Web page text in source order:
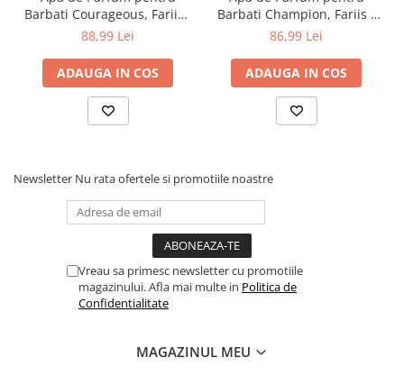
Barbati Courageous, Fariis -
100 ml
88,99 Lei
ADAUGA IN COS
Barbati Champion, Fariis -
100 ml
86,99 Lei
ADAUGA IN COS
Newsletter Nu rata ofertele si promotiile noastre
Vreau sa primesc newsletter cu promotiile
magazinului. Afla mai multe in Politica de
Confidentialitate
MAGAZINUL MEU